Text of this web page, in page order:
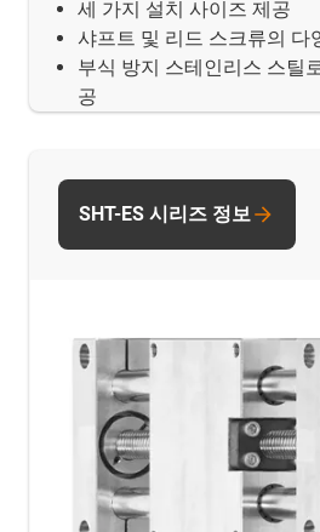
세 가지 설치 사이즈 제공
샤프트 및 리드 스크류의 다
부식 방지 스테인리스 스틸
공
SHT-ES 시리즈 정보